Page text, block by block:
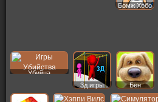
Бомж Хобо
Убийца
3д игры
Бен